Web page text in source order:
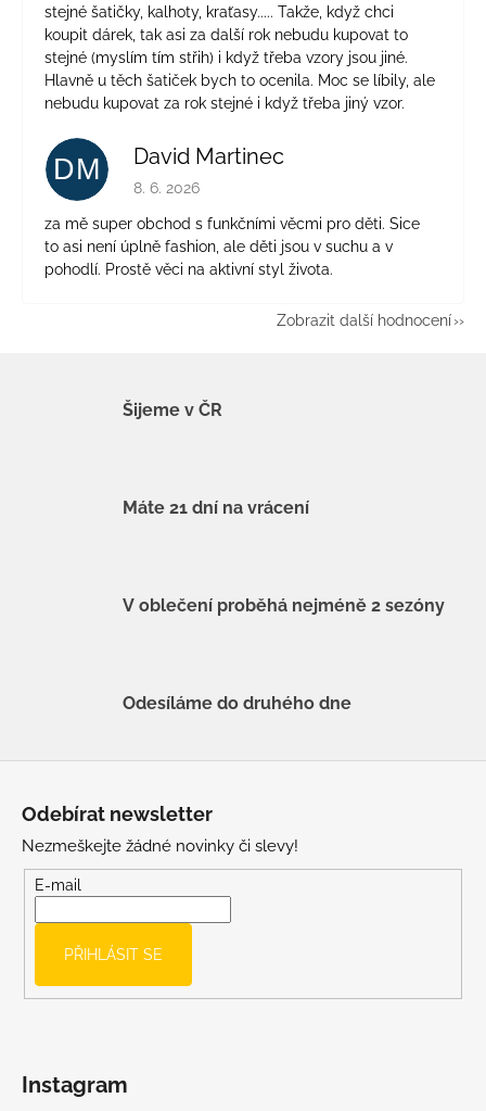
stejné šatičky, kalhoty, kraťasy..... Takže, když chci
koupit dárek, tak asi za další rok nebudu kupovat to
stejné (myslím tím střih) i když třeba vzory jsou jiné.
Hlavně u těch šatiček bych to ocenila. Moc se líbily, ale
nebudu kupovat za rok stejné i když třeba jiný vzor.
DM David Martinec
Hodnocení obchodu je 5 z 5 hvězdiček.
8. 6. 2026
za mě super obchod s funkčními věcmi pro děti. Sice
to asi není úplně fashion, ale děti jsou v suchu a v
pohodlí. Prostě věci na aktivní styl života.
Zobrazit další hodnocení
Šijeme v ČR
Máte 21 dní na vrácení
V oblečení proběhá nejméně 2 sezóny
Odesíláme do druhého dne
Odebírat newsletter
Nezmeškejte žádné novinky či slevy!
E-mail
PŘIHLÁSIT SE
Instagram